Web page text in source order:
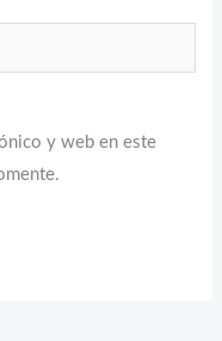
y web en este